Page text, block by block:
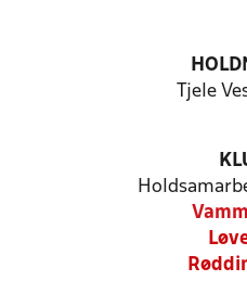
Tjele